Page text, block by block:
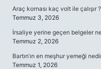
Araç kornası kaç volt ile çalışır ?
Temmuz 3, 2026
İrsaliye yerine geçen belgeler
Temmuz 2, 2026
Bartın’ın en meşhur yemeği
Temmuz 1, 2026